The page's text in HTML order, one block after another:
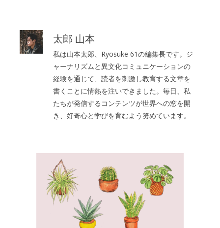
太郎 山本
私は山本太郎、Ryosuke 61の編集長です。ジ
ャーナリズムと異文化コミュニケーションの
経験を通じて、読者を刺激し教育する文章を
書くことに情熱を注いできました。毎日、私
たちが発信するコンテンツが世界への窓を開
き、好奇心と学びを育むよう努めています。